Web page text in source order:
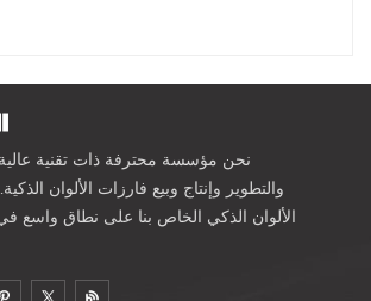
نحن مؤسسة محترفة ذات تقنية
والتطوير وإنتاج وبيع فارزات الألوان
الألوان الذكي الخاص بنا على نطاق واسع